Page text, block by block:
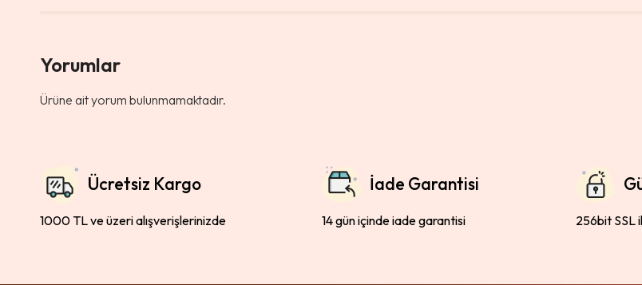
Yorumlar
Ürüne ait yorum bulunmamaktadır.
Ücretsiz Kargo
1000 TL ve üzeri alışverişlerinizde
İade Garantisi
14 gün içinde iade garantisi 256bit SSL